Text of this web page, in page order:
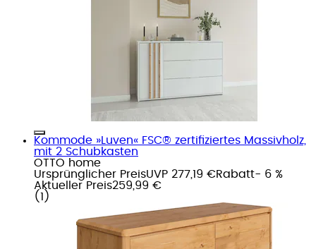
Kommode »Luven« FSC® zertifiziertes Massivholz,
mit 2 Schubkasten
OTTO home
Ursprünglicher PreisUVP 277,19 €Rabatt- 6 %
Aktueller Preis259,99 €
( 1 )